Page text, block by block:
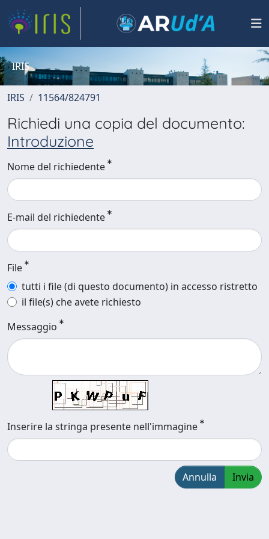
IRIS
IRIS 11564/824791
Richiedi una copia del documento:
Introduzione
Nome del richiedente
E-mail del richiedente
File
tutti i file (di questo documento) in accesso ristretto
il file(s) che avete richiesto
Messaggio
Inserire la stringa presente nell'immagine
Annulla Invia